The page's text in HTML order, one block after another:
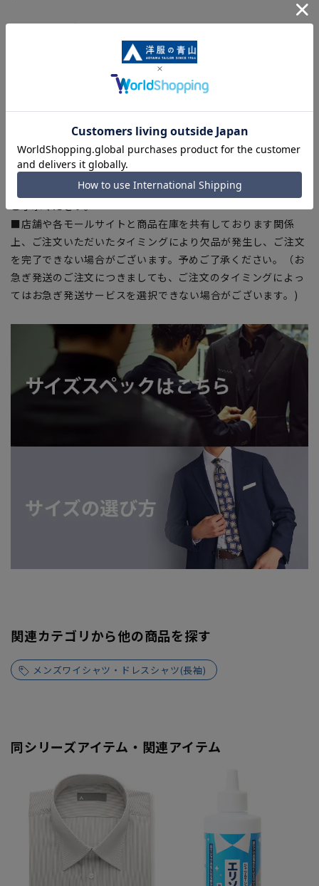
【シルエット】《細め(スリム)》 (当社比)
【商品に関するご注意】
■ゆとり感には個人差があります。サイズ表を確認の上、ご購
入の目安としてご利用ください。
■ブラウザやお使いのモニター環境、室内外等の撮影時の環境
下での光加減により、実際の商品と掲載画像の色味が異なる場
合がございます。
■平置き・メジャーでの採寸の為、素材や仕様等により実際の
商品とサイズ表に若干の誤差が生じる場合がございます。予め
■店舗や各モールサイトと商品在庫を共有しております関係
上、ご注文いただいたタイミングにより欠品が発生し、ご注文
を完了できない場合がございます。予めご了承ください。（お
急ぎ発送のご注文につきましても、ご注文のタイミングによっ
てはお急ぎ発送サービスを選択できない場合がございます。)
関連カテゴリから他の商品を探す
メンズワイシャツ・ドレスシャツ(長袖)
同シリーズアイテム・関連アイテム